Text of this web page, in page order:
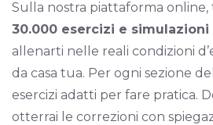
Sulla nostra piattaforma online,
30.000 esercizi e simulazioni
allenarti nelle reali condizioni
da casa tua. Per ogni sezione
esercizi adatti per fare pratica.
otterrai le correzioni con